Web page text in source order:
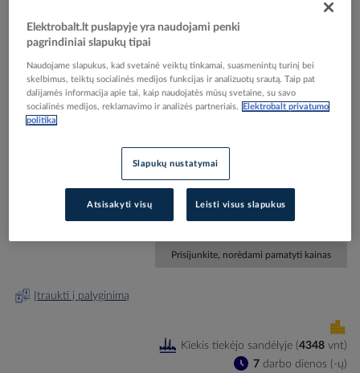
Skip
the
beginning
Reali prekė gali skirtis nuo pavaizduotos nuotraukoje
Relė srovės nuotėkio RCCB 2P 40A 30mA A-tipas
Elektrobalt prekės kodas
8012542782605
Gamintojo prekės kodas
2CSF202101R1400
Prisijunkite, norėdami pamatyti kainas
Įtraukti į palyginimą
7 darbo dienos (-ų)
Kiekis tiekėjo sandėlyje (4348 vnt)
Elektrobalt.lt puslapyje yra naudojami penki
pagrindiniai slapukų tipai
Naudojame slapukus, kad svetainė veiktų tinkamai, suasmenintų turinį bei
skelbimus, teiktų socialinės medijos funkcijas ir analizuotų srautą. Taip pat
dalijamės informacija apie tai, kaip naudojatės mūsų svetaine, su savo
socialinės medijos, reklamavimo ir analizės partneriais.
Elektrobalt privatumo
politika
Slapukų nustatymai
Atsisakyti visų Leisti visus slapukus